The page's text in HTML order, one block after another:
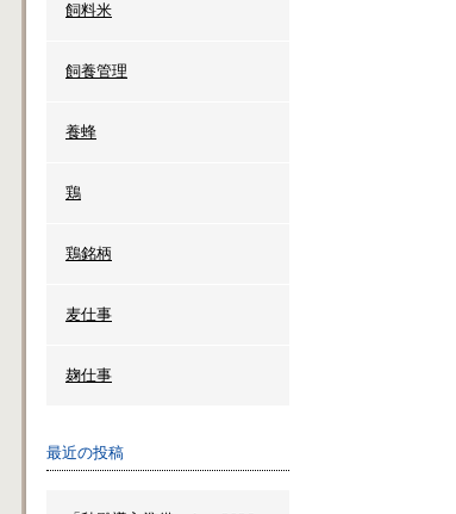
飼料米
飼養管理
養蜂
鶏
鶏銘柄
麦仕事
麹仕事
最近の投稿